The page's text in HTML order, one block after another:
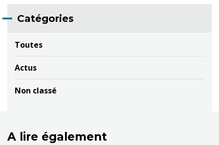
Catégories
Toutes
Actus
Non classé
A lire également